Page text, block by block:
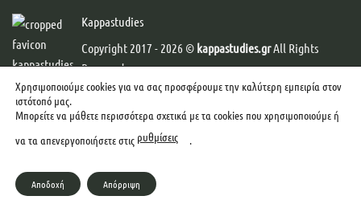
Kappastudies
Copyright 2017 - 2026 © kappastudies.grAll Rights
Reserved.
Developed & Designed byWeb-Creator-Graphics by
mcgraphics
Χρησιμοποιούμε cookies για να σας προσφέρουμε την καλύτερη εμπειρία στον
ιστότοπό μας.
Μπορείτε να μάθετε περισσότερα σχετικά με τα cookies που χρησιμοποιούμε ή
να τα απενεργοποιήσετε στις ρυθμίσεις .
Αποδοχή Απόρριψη